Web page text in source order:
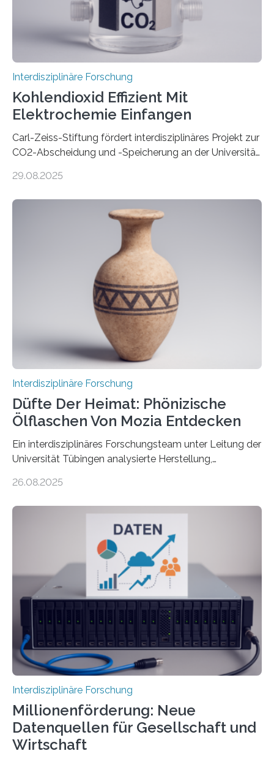
Technischen Universität…
Interdisziplinäre Forschung
Kohlendioxid Effizient Mit
Elektrochemie Einfangen
Carl-Zeiss-Stiftung fördert interdisziplinäres Projekt zur
CO2-Abscheidung und -Speicherung an der Universität
von CO2-Emissionen gilt als wichtige Maßnahme zur
Erdatmosphäre, sondern auch das Fangen und
Speichern des Treibhausgases aus der Luft.
Dementsprechend hat auch die aktuelle
Bundesregierung in ihrem Koalitionsvertrag die
Entwicklung von CO2-Abscheidungs- und
Speicherungstechnologien als Ziel ausgegeben.
Insbesondere das sogenannte Direct Air Capture (DAC)
betrachtet sie dabei als „vielversprechende
Zukunftstechnologie, um Negativemissionen zu heben“.
Wissenschaftlerinnen…
29.08.2025
Interdisziplinäre Forschung
Düfte Der Heimat: Phönizische
Ölflaschen Von Mozia Entdecken
Ein interdisziplinäres Forschungsteam unter Leitung der
Universität Tübingen analysierte Herstellung,
aus der phönizischen Siedlung Mozia, vor der Küste
Rolle von Düften für die Identitätsbildung, die
Erinnerungskultur sowie den interkulturellen Austausch
im Mittelmeerraum der Eisenzeit. Zum ersten Mal hat
ein interdisziplinäres Forscherteam eine umfassende
Analyse der Herstellung, Technologie und Inhalte von
51 keramischen Ölgefäßen aus der phönizischen
Siedlung Mozia auf…
26.08.2025
Interdisziplinäre Forschung
Millionenförderung: Neue
Datenquellen für Gesellschaft und
Wirtschaft